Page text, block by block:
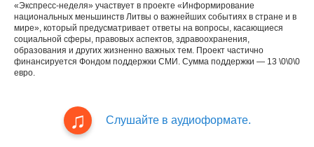
«Экспресс-неделя» участвует в проекте «Информирование
национальных меньшинств Литвы о важнейших событиях в стране и в
мире», который предусматривает ответы на вопросы, касающиеся
социальной сферы, правовых аспектов, здравоохранения,
образования и других жизненно важных тем. Проект частично
финансируется Фондом поддержки СМИ. Сумма поддержки — 13 \0\0\0
евро.
Слушайте в аудиоформате.